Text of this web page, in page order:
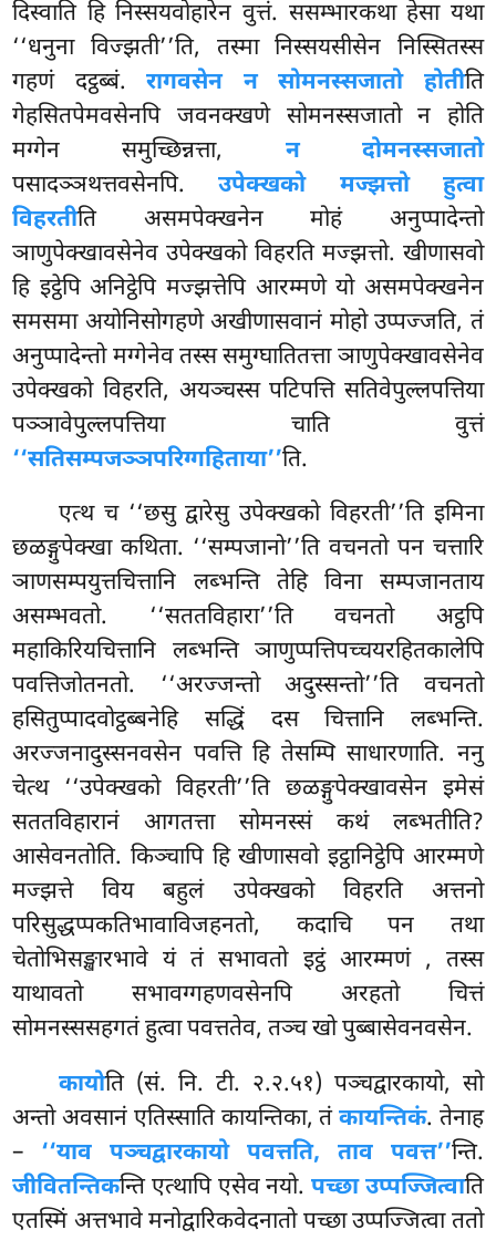
दिस्वाति हि निस्सयवोहारेन वुत्तं. ससम्भारकथा हेसा यथा
‘‘धनुना विज्झती’’ति, तस्मा निस्सयसीसेन निस्सितस्स
गहणं दट्ठब्बं.रागवसेन न सोमनस्सजातो होतीति
गेहसितपेमवसेनपि जवनक्खणे सोमनस्सजातो न होति
मग्गेन समुच्छिन्नत्ता, न दोमनस्सजातो
पसादञ्ञथत्तवसेनपि.उपेक्खको मज्झत्तो हुत्वा
विहरतीति असमपेक्खनेन मोहं अनुप्पादेन्तो
ञाणुपेक्खावसेनेव उपेक्खको विहरति मज्झत्तो. खीणासवो
हि इट्ठेपि अनिट्ठेपि मज्झत्तेपि आरम्मणे यो असमपेक्खनेन
समसमा अयोनिसोगहणे अखीणासवानं मोहो उप्पज्जति, तं
अनुप्पादेन्तो मग्गेनेव तस्स समुग्घातितत्ता ञाणुपेक्खावसेनेव
उपेक्खको विहरति, अयञ्चस्स पटिपत्ति सतिवेपुल्लपत्तिया
पञ्ञावेपुल्लपत्तिया चाति वुत्तं
‘‘सतिसम्पजञ्ञपरिग्गहिताया’’ति.
एत्थ च ‘‘छसु द्वारेसु उपेक्खको विहरती’’ति इमिना
छळङ्गुपेक्खा कथिता. ‘‘सम्पजानो’’ति वचनतो पन चत्तारि
ञाणसम्पयुत्तचित्तानि लब्भन्ति तेहि विना सम्पजानताय
असम्भवतो. ‘‘सततविहारा’’ति वचनतो अट्ठपि
महाकिरियचित्तानि लब्भन्ति ञाणुप्पत्तिपच्चयरहितकालेपि
पवत्तिजोतनतो. ‘‘अरज्जन्तो अदुस्सन्तो’’ति वचनतो
हसितुप्पादवोट्ठब्बनेहि सद्धिं दस चित्तानि लब्भन्ति.
अरज्जनादुस्सनवसेन पवत्ति हि तेसम्पि साधारणाति. ननु
चेत्थ ‘‘उपेक्खको विहरती’’ति छळङ्गुपेक्खावसेन इमेसं
सततविहारानं आगतत्ता सोमनस्सं कथं लब्भतीति?
आसेवनतोति. किञ्चापि हि खीणासवो इट्ठानिट्ठेपि आरम्मणे
मज्झत्ते विय बहुलं उपेक्खको विहरति अत्तनो
परिसुद्धप्पकतिभावाविजहनतो, कदाचि पन तथा
चेतोभिसङ्खारभावे यं तं सभावतो इट्ठं आरम्मणं , तस्स
याथावतो सभावग्गहणवसेनपि अरहतो चित्तं
सोमनस्ससहगतं हुत्वा पवत्ततेव, तञ्च खो पुब्बासेवनवसेन.
कायोति (सं. नि. टी. २.२.५१) पञ्चद्वारकायो, सो
अन्तो अवसानं एतिस्साति कायन्तिका, तंकायन्तिकं. तेनाह
– ‘‘याव पञ्चद्वारकायो पवत्तति, ताव पवत्त’’न्ति.
जीवितन्तिकन्ति एत्थापि एसेव नयो.पच्छा उप्पज्जित्वाति
एतस्मिं अत्तभावे मनोद्वारिकवेदनातो पच्छा उप्पज्जित्वा ततो